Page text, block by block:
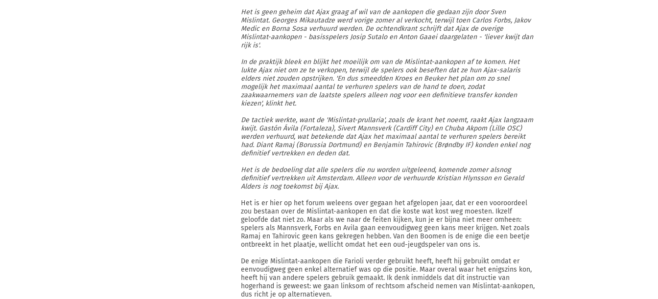
Het is geen geheim dat Ajax graag af wil van de aankopen die gedaan zijn door Sven
Mislintat. Georges Mikautadze werd vorige zomer al verkocht, terwijl toen Carlos Forbs, Jakov
Medic en Borna Sosa verhuurd werden. De ochtendkrant schrijft dat Ajax de overige
Mislintat-aankopen - basisspelers Josip Sutalo en Anton Gaaei daargelaten - 'liever kwijt dan
rijk is'.
In de praktijk bleek en blijkt het moeilijk om van de Mislintat-aankopen af te komen. Het
lukte Ajax niet om ze te verkopen, terwijl de spelers ook beseften dat ze hun Ajax-salaris
elders niet zouden opstrijken. 'En dus smeedden Kroes en Beuker het plan om zo snel
mogelijk het maximaal aantal te verhuren spelers van de hand te doen, zodat
zaakwaarnemers van de laatste spelers alleen nog voor een definitieve transfer konden
kiezen', klinkt het.
De tactiek werkte, want de 'Mislintat-prullaria', zoals de krant het noemt, raakt Ajax langzaam
kwijt. Gastón Ávila (Fortaleza), Sivert Mannsverk (Cardiff City) en Chuba Akpom (Lille OSC)
werden verhuurd, wat betekende dat Ajax het maximaal aantal te verhuren spelers bereikt
had. Diant Ramaj (Borussia Dortmund) en Benjamin Tahirovic (Brøndby IF) konden enkel nog
definitief vertrekken en deden dat.
Het is de bedoeling dat alle spelers die nu worden uitgeleend, komende zomer alsnog
definitief vertrekken uit Amsterdam. Alleen voor de verhuurde Kristian Hlynsson en Gerald
Alders is nog toekomst bij Ajax.
Het is er hier op het forum weleens over gegaan het afgelopen jaar, dat er een vooroordeel
zou bestaan over de Mislintat-aankopen en dat die koste wat kost weg moesten. Ikzelf
geloofde dat niet zo. Maar als we naar de feiten kijken, kun je er bijna niet meer omheen:
spelers als Mannsverk, Forbs en Avila gaan eenvoudigweg geen kans meer krijgen. Net zoals
Ramaj en Tahirovic geen kans gekregen hebben. Van den Boomen is de enige die een beetje
ontbreekt in het plaatje, wellicht omdat het een oud-jeugdspeler van ons is.
De enige Mislintat-aankopen die Farioli verder gebruikt heeft, heeft hij gebruikt omdat er
eenvoudigweg geen enkel alternatief was op die positie. Maar overal waar het enigszins kon,
heeft hij van andere spelers gebruik gemaakt. Ik denk inmiddels dat dit instructie van
hogerhand is geweest: we gaan linksom of rechtsom afscheid nemen van Mislintat-aankopen,
dus richt je op alternatieven.